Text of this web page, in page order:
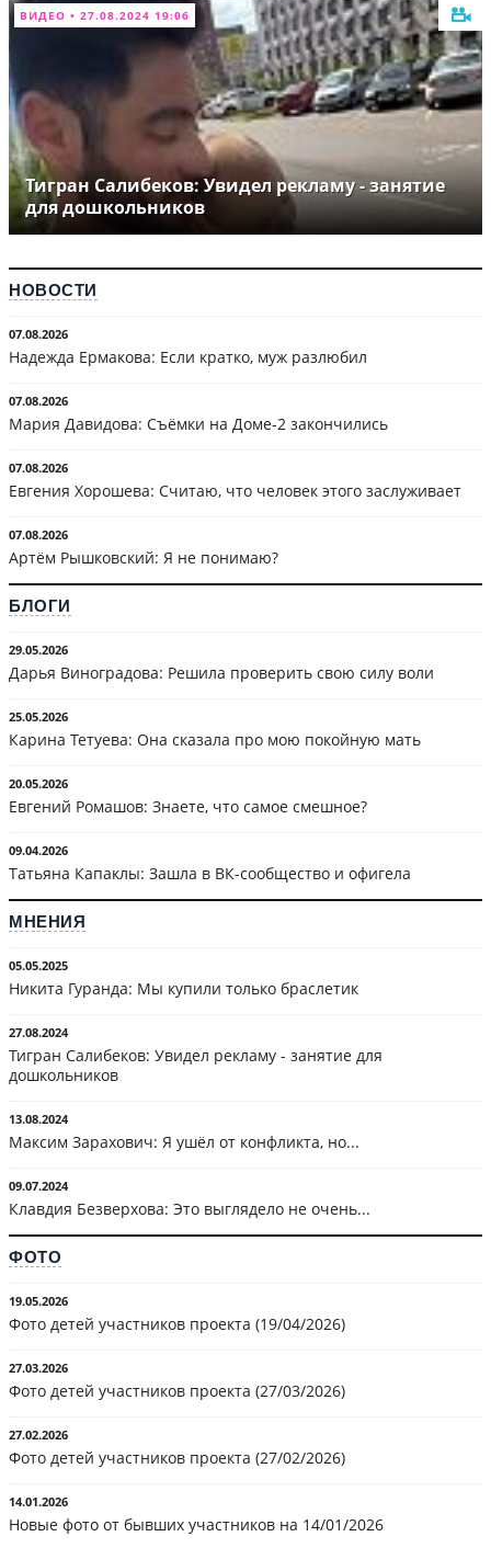
ВИДЕО • 27.08.2024 19:06
Тигран Салибеков: Увидел рекламу - занятие
для дошкольников
НОВОСТИ
07.08.2026
Надежда Ермакова: Если кратко, муж разлюбил
07.08.2026
Мария Давидова: Съёмки на Доме-2 закончились
07.08.2026
Евгения Хорошева: Считаю, что человек этого заслуживает
07.08.2026
Артём Рышковский: Я не понимаю?
БЛОГИ
29.05.2026
Дарья Виноградова: Решила проверить свою силу воли
25.05.2026
Карина Тетуева: Она сказала про мою покойную мать
20.05.2026
Евгений Ромашов: Знаете, что самое смешное?
09.04.2026
Татьяна Капаклы: Зашла в ВК-сообщество и офигела
МНЕНИЯ
05.05.2025
Никита Гуранда: Мы купили только браслетик
27.08.2024
Тигран Салибеков: Увидел рекламу - занятие для
дошкольников
13.08.2024
Максим Зарахович: Я ушёл от конфликта, но...
09.07.2024
Клавдия Безверхова: Это выглядело не очень...
ФОТО
19.05.2026
Фото детей участников проекта (19/04/2026)
27.03.2026
Фото детей участников проекта (27/03/2026)
27.02.2026
Фото детей участников проекта (27/02/2026)
14.01.2026
Новые фото от бывших участников на 14/01/2026